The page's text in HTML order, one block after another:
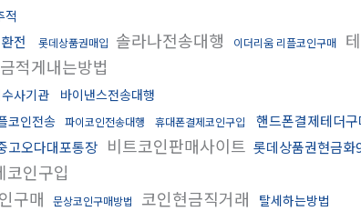
적
전 롯데상품권매입 솔라나전송대행 이더리움 리플코인구매
적게내는방법
사기관 바이낸스전송대행
코인전송 파이코인전송대행 휴대폰결제코인구입 핸드폰결제테더구
고오다대포통장 비트코인판매사이트 롯데상품권현금화
코인구입
구매 문상코인구매방법 코인현금직거래
탈세하는방법